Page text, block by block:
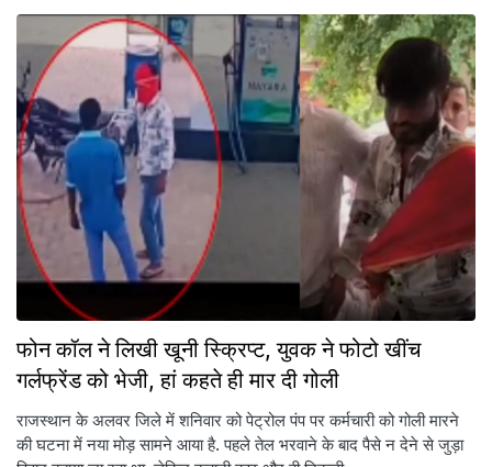
फोन कॉल ने लिखी खूनी स्क्रिप्ट, युवक ने फोटो खींच
गर्लफ्रेंड को भेजी, हां कहते ही मार दी गोली
राजस्थान के अलवर जिले में शनिवार को पेट्रोल पंप पर कर्मचारी को गोली मारने
की घटना में नया मोड़ सामने आया है. पहले तेल भरवाने के बाद पैसे न देने से जुड़ा